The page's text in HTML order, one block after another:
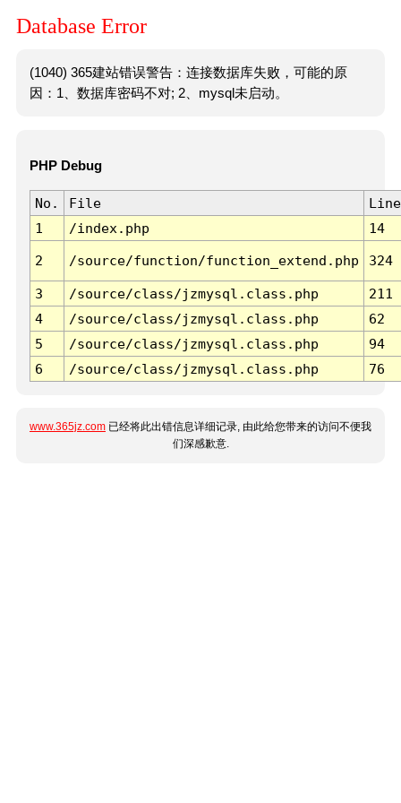
Database Error
(1040) 365建站错误警告：连接数据库失败，可能的原
因：1、数据库密码不对; 2、mysql未启动。
PHP Debug
No. File
Line
1
/index.php 14
2 /source/function/function_extend.php 324
3 /source/class/jzmysql.class.php
211
4
/source/class/jzmysql.class.php
62
5
/source/class/jzmysql.class.php
94
6
/source/class/jzmysql.class.php 76
www.365jz.com 已经将此出错信息详细记录, 由此给您带来的访问不便我
们深感歉意.